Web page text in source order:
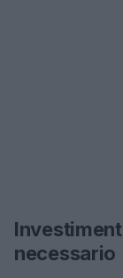
necessario